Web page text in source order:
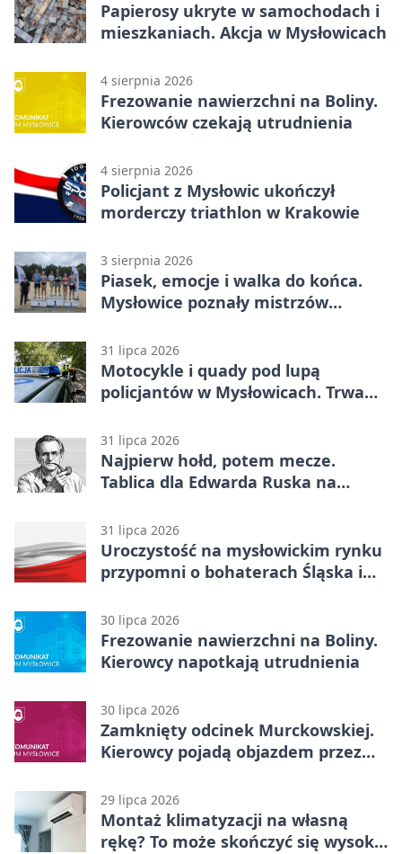
Papierosy ukryte w samochodach i
mieszkaniach. Akcja w Mysłowicach
4 sierpnia 2026
Frezowanie nawierzchni na Boliny.
Kierowców czekają utrudnienia
4 sierpnia 2026
Policjant z Mysłowic ukończył
morderczy triathlon w Krakowie
3 sierpnia 2026
Piasek, emocje i walka do końca.
Mysłowice poznały mistrzów
31 lipca 2026
Motocykle i quady pod lupą
policjantów w Mysłowicach. Trwa
31 lipca 2026
Najpierw hołd, potem mecze.
Tablica dla Edwarda Ruska na
31 lipca 2026
Uroczystość na mysłowickim rynku
przypomni o bohaterach Śląska i
30 lipca 2026
Frezowanie nawierzchni na Boliny.
Kierowcy napotkają utrudnienia
30 lipca 2026
Zamknięty odcinek Murckowskiej.
Kierowcy pojadą objazdem przez
29 lipca 2026
Montaż klimatyzacji na własną
rękę? To może skończyć się wysoką